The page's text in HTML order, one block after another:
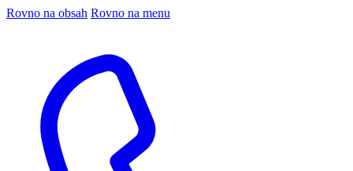
Rovno na obsah Rovno na menu